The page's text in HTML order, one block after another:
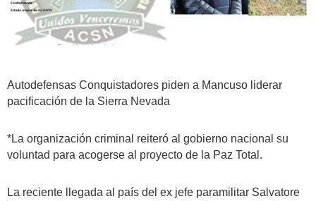
Autodefensas Conquistadores piden a Mancuso liderar
pacificación de la Sierra Nevada
*La organización criminal reiteró al gobierno nacional su
voluntad para acogerse al proyecto de la Paz Total.
La reciente llegada al país del ex jefe paramilitar Salvatore